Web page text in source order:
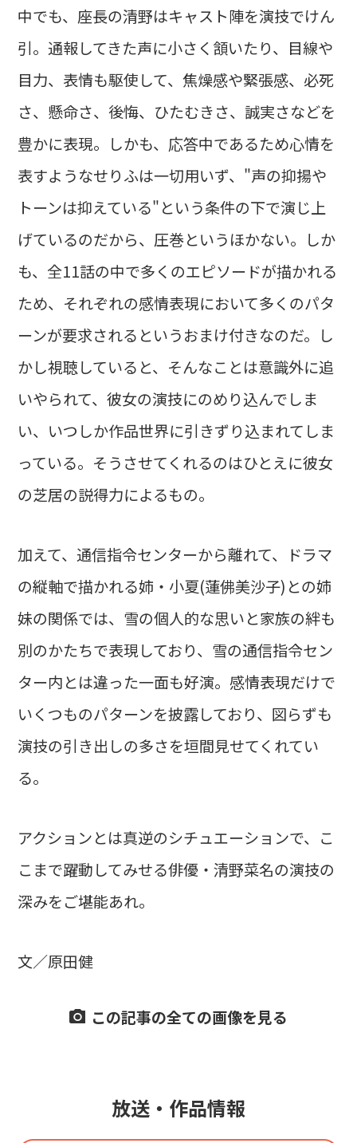
中でも、座長の清野はキャスト陣を演技でけん
引。通報してきた声に小さく頷いたり、目線や
目力、表情も駆使して、焦燥感や緊張感、必死
さ、懸命さ、後悔、ひたむきさ、誠実さなどを
豊かに表現。しかも、応答中であるため心情を
表すようなせりふは一切用いず、"声の抑揚や
トーンは抑えている"という条件の下で演じ上
げているのだから、圧巻というほかない。しか
も、全11話の中で多くのエピソードが描かれる
ため、それぞれの感情表現において多くのパタ
ーンが要求されるというおまけ付きなのだ。し
かし視聴していると、そんなことは意識外に追
いやられて、彼女の演技にのめり込んでしま
い、いつしか作品世界に引きずり込まれてしま
っている。そうさせてくれるのはひとえに彼女
の芝居の説得力によるもの。
加えて、通信指令センターから離れて、ドラマ
の縦軸で描かれる姉・小夏(蓮佛美沙子)との姉
妹の関係では、雪の個人的な思いと家族の絆も
別のかたちで表現しており、雪の通信指令セン
ター内とは違った一面も好演。感情表現だけで
いくつものパターンを披露しており、図らずも
演技の引き出しの多さを垣間見せてくれてい
る。
アクションとは真逆のシチュエーションで、こ
こまで躍動してみせる俳優・清野菜名の演技の
深みをご堪能あれ。
文／原田健
この記事の全ての画像を見る
放送・作品情報